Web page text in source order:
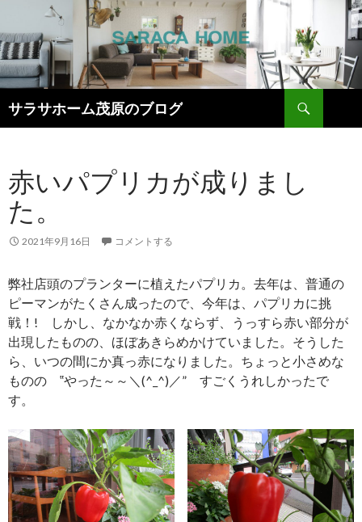
サラサホーム茂原のブログ
索
ン
ツ
へ
ス
キ
赤いパプリカが成りまし
た。
2021年9月16日 コメントする
弊社店頭のプランターに植えたパプリカ。去年は、普通の
ピーマンがたくさん成ったので、今年は、パプリカに挑
戦！! しかし、なかなか赤くならず、うっすら赤い部分が
出現したものの、ほぼあきらめかけていました。そうした
ら、いつの間にか真っ赤になりました。ちょっと小さめな
ものの ‟やった～～＼(^_^)／” すごくうれしかったで
す。